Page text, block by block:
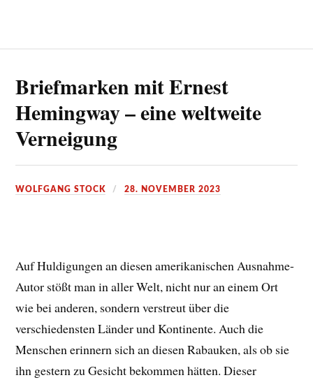
Briefmarken mit Ernest
Hemingway – eine weltweite
Verneigung
WOLFGANG STOCK 28. NOVEMBER 2023
Auf Huldigungen an diesen amerikanischen Ausnahme-
Autor stößt man in aller Welt, nicht nur an einem Ort
wie bei anderen, sondern verstreut über die
verschiedensten Länder und Kontinente. Auch die
Menschen erinnern sich an diesen Rabauken, als ob sie
ihn gestern zu Gesicht bekommen hätten. Dieser